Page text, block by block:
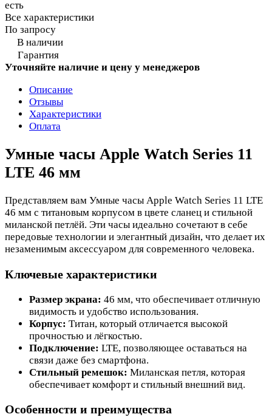
есть
Все характеристики
По запросу
В наличии
Гарантия
Уточняйте наличие и цену у менеджеров
Описание
Отзывы
Характеристики
Оплата
Умные часы Apple Watch Series 11
LTE 46 мм
Представляем вам Умные часы Apple Watch Series 11 LTE
46 мм с титановым корпусом в цвете сланец и стильной
миланской петлёй. Эти часы идеально сочетают в себе
передовые технологии и элегантный дизайн, что делает их
незаменимым аксессуаром для современного человека.
Ключевые характеристики
Размер экрана: 46 мм, что обеспечивает отличную
видимость и удобство использования.
Корпус: Титан, который отличается высокой
прочностью и лёгкостью.
Подключение: LTE, позволяющее оставаться на
связи даже без смартфона.
Стильный ремешок: Миланская петля, которая
обеспечивает комфорт и стильный внешний вид.
Особенности и преимущества